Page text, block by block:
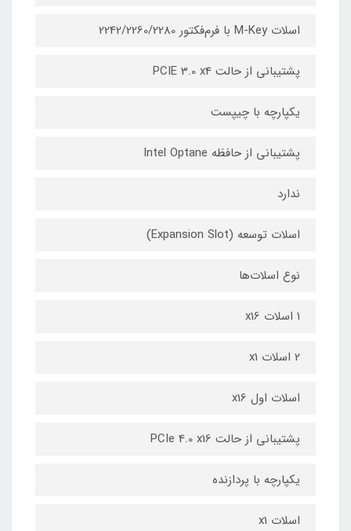
اسلات M-Key با فرم‌فکتور 2242/2260/2280
پشتیبانی از حالت PCIE 3.0 x4
یکپارچه با چیپست
پشتیبانی از حافظه Intel Optane
ندارد
اسلات‌ توسعه (Expansion Slot)
نوع اسلات‌ها
1 اسلات x16
2 اسلات x1
اسلات اول x16
پشتیبانی از حالت PCIe 4.0 x16
یکپارچه با پردازنده
اسلات x1